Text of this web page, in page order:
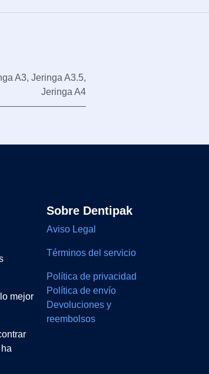
A3, Jeringa A3.5,
Jeringa A4
Sobre Dentipak
Aviso Legal
Términos del servicio
Política de privacidad
Política de envío
Devoluciones y
reembolsos
mejor